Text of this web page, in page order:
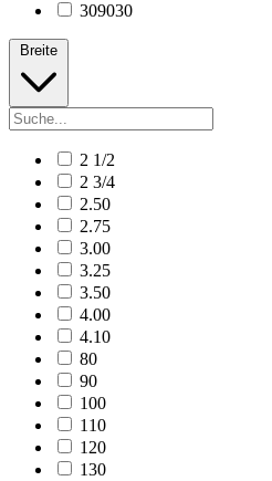
309030
Breite
2 1/2
2 3/4
2.50
2.75
3.00
3.25
3.50
4.00
4.10
80
90
100
110
120
130